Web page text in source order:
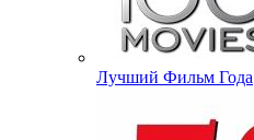
Лучший Фильм Года